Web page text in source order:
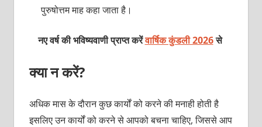
पुरुषोत्तम माह कहा जाता है।
नए वर्ष की भविष्यवाणी प्राप्त करेंवार्षिक कुंडली 2026से
क्या न करें?
अधिक मास के दौरान कुछ कार्यों को करने की मनाही होती है
इसलिए उन कार्यों को करने से आपको बचना चाहिए, जिससे आप